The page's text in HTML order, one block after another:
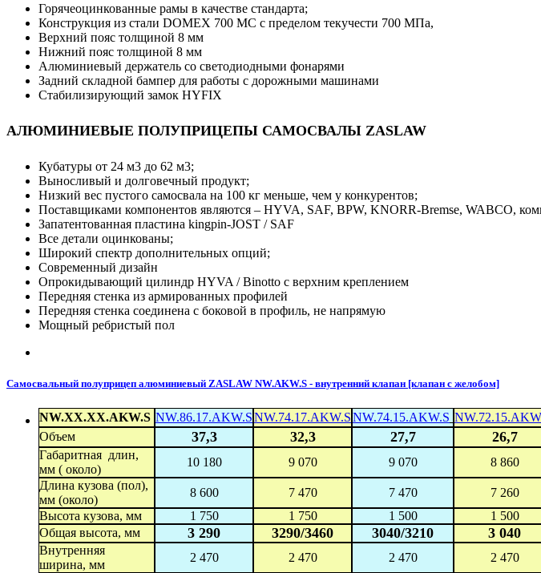
Горячеоцинкованные рамы в качестве стандарта;
Конструкция из стали DOMEX 700 MC с пределом текучести 700 МПа,
Верхний пояс толщиной 8 мм
Нижний пояс толщиной 8 мм
Алюминиевый держатель со светодиодными фонарями
Задний складной бампер для работы с дорожными машинами
Стабилизирующий замок HYFIX
АЛЮМИНИЕВЫЕ ПОЛУПРИЦЕПЫ САМОСВАЛЫ ZASLAW
Кубатуры от 24 м3 до 62 м3;
Выносливый и долговечный продукт;
Низкий вес пустого самосвала на 100 кг меньше, чем у конкурентов;
Поставщиками компонентов являются – HYVA, SAF, BPW, KNORR-Bremse, WABCO,
Запатентованная пластина kingpin-JOST / SAF
Все детали оцинкованы;
Широкий спектр дополнительных опций;
Современный дизайн
Опрокидывающий цилиндр HYVA / Binotto с верхним креплением
Передняя стенка из армированных профилей
Передняя стенка соединена с боковой в профиль, не напрямую
Мощный ребристый пол
Самосвальный полуприцеп алюминиевый ZASLAW NW.AKW.S - внутренний клапан [клапан с желобом]
NW.XX.XX.AKW.S NW.86.17.AKW.SNW.74.17.AKW.SNW.74.15.AKW.S
Объем
37,3 32,3 27,7 26,7
Габаритная длин,
мм ( около)
10 180 9 070 9 070 8 860
Длина кузова (пол),
мм (около)
8 600 7 470 7 470 7 260
Высота кузова, мм
1 750 1 750 1 500 1 500
Общая высота, мм
3 290 3290/3460 3040/3210 3 040
Внутренняя
ширина, мм
2 470 2 470 2 470 2 470